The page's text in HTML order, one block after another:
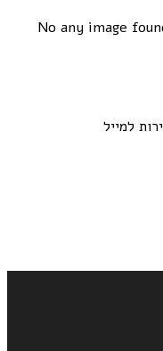
No any image
למייל